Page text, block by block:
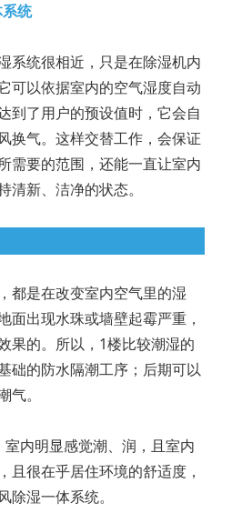
统
系统很相近，只是在除湿机内
可以依据室内的空气湿度自动
到了用户的预设值时，它会自
换气。这样交替工作，会保证
需要的范围，还能一直让室内
清新、洁净的状态。
都是在改变室内空气里的湿
面出现水珠或墙壁起霉严重，
果的。所以，1楼比较潮湿的
础的防水隔潮工序；后期可以
。
内明显感觉潮、润，且室内
且很在乎居住环境的舒适度，
除湿一体系统。